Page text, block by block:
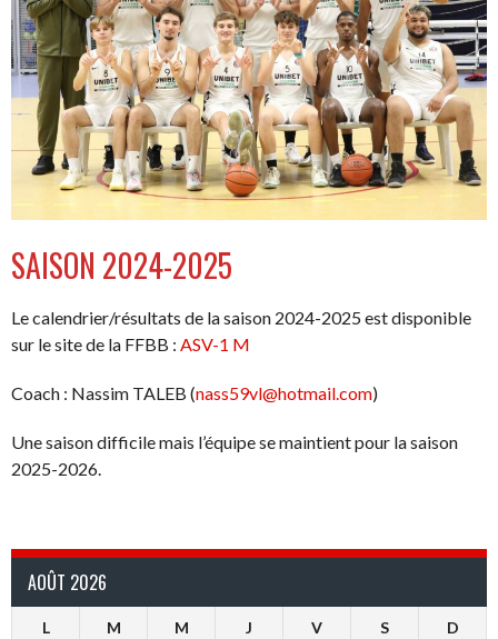
SAISON 2024-2025
Le calendrier/résultats de la saison 2024-2025 est disponible
sur le site de la FFBB : ASV-1 M
Coach : Nassim TALEB (nass59vl@hotmail.com)
Une saison difficile mais l’équipe se maintient pour la saison
2025-2026.
AOÛT 2026
L M M J V S D